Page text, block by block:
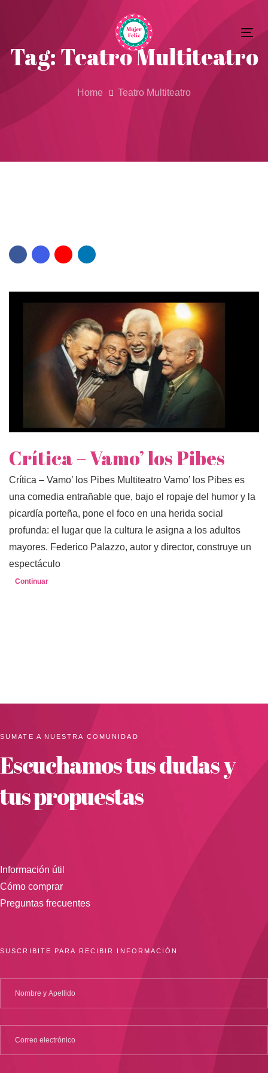
links
navigation
Tag: Teatro Multiteatro
Home Teatro Multiteatro
Crítica – Vamo’ los Pibes
Crítica – Vamo’ los Pibes Multiteatro Vamo’ los Pibes es
una comedia entrañable que, bajo el ropaje del humor y la
picardía porteña, pone el foco en una herida social
profunda: el lugar que la cultura le asigna a los adultos
mayores. Federico Palazzo, autor y director, construye un
espectáculo
Continuar
SUMATE A NUESTRA COMUNIDAD
Escuchamos tus dudas y
tus propuestas
Información útil
Cómo comprar
Preguntas frecuentes
SUSCRIBITE PARA RECIBIR INFORMACIÓN